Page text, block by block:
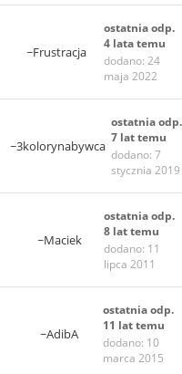
~Frustracja
ostatnia odp.
4 lata temu
dodano: 24
maja 2022
~3kolorynabywca
ostatnia odp.
7 lat temu
dodano: 7
stycznia 2019
~Maciek
ostatnia odp.
8 lat temu
dodano: 11
lipca 2011
~AdibA
ostatnia odp.
11 lat temu
dodano: 10
marca 2015